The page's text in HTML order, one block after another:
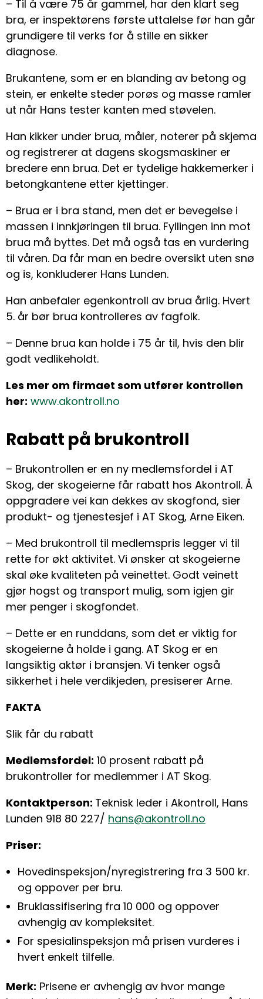
– Til å være 75 år gammel, har den klart seg
bra, er inspektørens første uttalelse før han går
grundigere til verks for å stille en sikker
diagnose.
Brukantene, som er en blanding av betong og
stein, er enkelte steder porøs og masse ramler
ut når Hans tester kanten med støvelen.
Han kikker under brua, måler, noterer på skjema
og registrerer at dagens skogsmaskiner er
bredere enn brua. Det er tydelige hakkemerker i
betongkantene etter kjettinger.
– Brua er i bra stand, men det er bevegelse i
massen i innkjøringen til brua. Fyllingen inn mot
brua må byttes. Det må også tas en vurdering
til våren. Da får man en bedre oversikt uten snø
og is, konkluderer Hans Lunden.
Han anbefaler egenkontroll av brua årlig. Hvert
5. år bør brua kontrolleres av fagfolk.
– Denne brua kan holde i 75 år til, hvis den blir
godt vedlikeholdt.
Les mer om firmaet som utfører kontrollen
her: www.akontroll.no
Rabatt på brukontroll
– Brukontrollen er en ny medlemsfordel i AT
Skog, der skogeierne får rabatt hos Akontroll. Å
oppgradere vei kan dekkes av skogfond, sier
produkt- og tjenestesjef i AT Skog, Arne Eiken.
– Med brukontroll til medlemspris legger vi til
rette for økt aktivitet. Vi ønsker at skogeierne
skal øke kvaliteten på veinettet. Godt veinett
gjør hogst og transport mulig, som igjen gir
mer penger i skogfondet.
– Dette er en runddans, som det er viktig for
skogeierne å holde i gang. AT Skog er en
langsiktig aktør i bransjen. Vi tenker også
sikkerhet i hele verdikjeden, presiserer Arne.
FAKTA
Slik får du rabatt
Medlemsfordel: 10 prosent rabatt på
brukontroller for medlemmer i AT Skog.
Kontaktperson: Teknisk leder i Akontroll, Hans
Lunden 918 80 227/ hans@akontroll.no
Priser:
Hovedinspeksjon/nyregistrering fra 3 500 kr.
og oppover per bru.
Bruklassifisering fra 10 000 og oppover
avhengig av kompleksitet.
For spesialinspeksjon må prisen vurderes i
hvert enkelt tilfelle.
Merk: Prisene er avhengig av hvor mange